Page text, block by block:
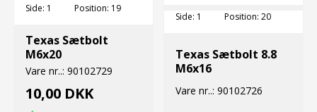
Side: 1 Position: 19
Texas Sætbolt
M6x20
Vare nr..: 90102729
10,00 DKK
Side: 1 Position: 20
Texas Sætbolt 8.8
M6x16
Vare nr..: 90102726